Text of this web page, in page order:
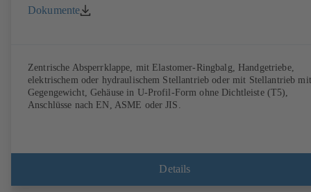
Dokumente
Zentrische Absperrklappe, mit Elastomer-Ringbalg, Handgetriebe,
elektrischem oder hydraulischem Stellantrieb oder mit Stellantrieb mit
Gegengewicht, Gehäuse in U-Profil-Form ohne Dichtleiste (T5),
Anschlüsse nach EN, ASME oder JIS.
Details